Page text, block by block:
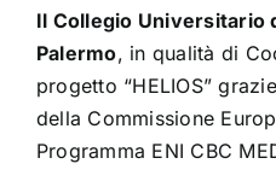
Il Collegio Universitario
Palermo, in qualità di
progetto “HELIOS”
della Commissione
Programma ENI CBC